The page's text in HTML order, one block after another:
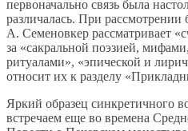
первоначально связь была
различалась. При
А. Семеновкер рассматривает
за «сакральной поэзией,
ритуалами», «эпической и
относит их к разделу
Яркий образец синкретичного
встречаем еще во времена